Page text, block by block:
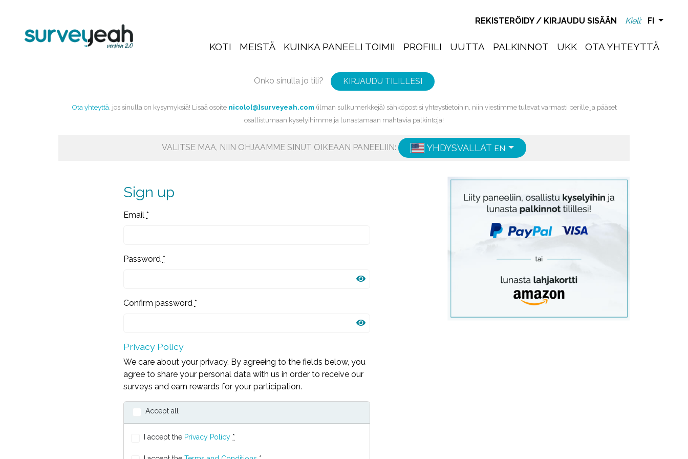
REKISTERÖIDY/ KIRJAUDU SISÄÄN Kieli: FI
KOTI MEISTÄ KUINKA PANEELI TOIMII PROFIILI UUTTA PALKINNOT UKK OTA YHTEYTTÄ
Onko sinulla jo tili? KIRJAUDU TILILLESI
Ota yhteyttä , jos sinulla on kysymyksiä! Lisää osoite nicolo[@]surveyeah.com(ilman sulkumerkkejä) sähköpostisi yhteystietoihin, niin viestimme tulevat varmasti perille ja pääset
osallistumaan kyselyihimme ja lunastamaan mahtavia palkintoja!
VALITSE MAA, NIIN OHJAAMME SINUT OIKEAAN PANEELIIN: YHDYSVALLAT ENGLISH
Sign up
Email *
Password *
Confirm password *
Privacy Policy
We care about your privacy. By agreeing to the fields below, you
agree to share your personal data with us in order to receive our
surveys and earn rewards for your participation.
Accept all
I accept the Privacy Policy *